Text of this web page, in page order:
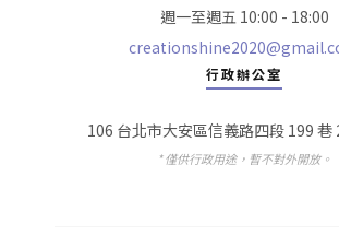
週一至週五 10:00 - 18:00
行政辦公室
106 台北市大安區信義路四段 199 巷
* 僅供行政用途，暫不對外開放。